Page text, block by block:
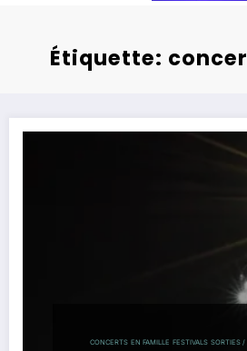
Étiquette:
CONCERTS EN FAMILLE FESTIVALS SORTIES /